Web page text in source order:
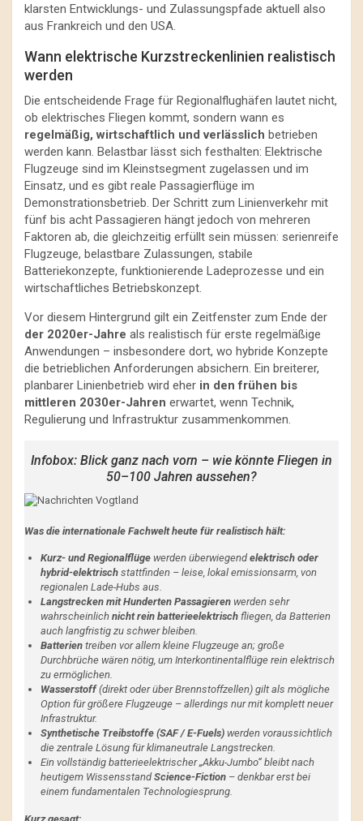
klarsten Entwicklungs- und Zulassungspfade aktuell also
aus Frankreich und den USA.
Wann elektrische Kurzstreckenlinien realistisch
werden
Die entscheidende Frage für Regionalflughäfen lautet nicht,
ob elektrisches Fliegen kommt, sondern wann es
regelmäßig, wirtschaftlich und verlässlich betrieben
werden kann. Belastbar lässt sich festhalten: Elektrische
Flugzeuge sind im Kleinstsegment zugelassen und im
Einsatz, und es gibt reale Passagierflüge im
Demonstrationsbetrieb. Der Schritt zum Linienverkehr mit
fünf bis acht Passagieren hängt jedoch von mehreren
Faktoren ab, die gleichzeitig erfüllt sein müssen: serienreife
Flugzeuge, belastbare Zulassungen, stabile
Batteriekonzepte, funktionierende Ladeprozesse und ein
wirtschaftliches Betriebskonzept.
Vor diesem Hintergrund gilt ein Zeitfenster zum Ende der
der 2020er-Jahre als realistisch für erste regelmäßige
Anwendungen – insbesondere dort, wo hybride Konzepte
die betrieblichen Anforderungen absichern. Ein breiterer,
planbarer Linienbetrieb wird eher in den frühen bis
mittleren 2030er-Jahren erwartet, wenn Technik,
Regulierung und Infrastruktur zusammenkommen.
Infobox: Blick ganz nach vorn – wie könnte Fliegen in
50–100 Jahren aussehen?
Was die internationale Fachwelt heute für realistisch hält:
Kurz- und Regionalflüge werden überwiegendelektrisch oder
hybrid-elektrisch stattfinden – leise, lokal emissionsarm, von
regionalen Lade-Hubs aus.
Langstrecken mit Hunderten Passagieren werden sehr
wahrscheinlich nicht rein batterieelektrisch fliegen, da Batterien
auch langfristig zu schwer bleiben.
Batterien treiben vor allem kleine Flugzeuge an; große
Durchbrüche wären nötig, um Interkontinentalflüge rein elektrisch
zu ermöglichen.
Wasserstoff(direkt oder über Brennstoffzellen) gilt als mögliche
Option für größere Flugzeuge – allerdings nur mit komplett neuer
Infrastruktur.
Synthetische Treibstoffe (SAF / E-Fuels) werden voraussichtlich
die zentrale Lösung für klimaneutrale Langstrecken.
Ein vollständig batterieelektrischer „Akku-Jumbo“ bleibt nach
heutigem WissensstandScience-Fiction – denkbar erst bei
einem fundamentalen Technologiesprung.